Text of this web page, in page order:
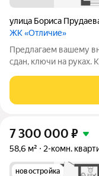
улица Бориса
ЖК «Отличие»
Предлагаем вашему
сдан, ключи на
изолированными
расположен в одном из
7 300 000 ₽
58,6 м² 2-комн.
новостройка